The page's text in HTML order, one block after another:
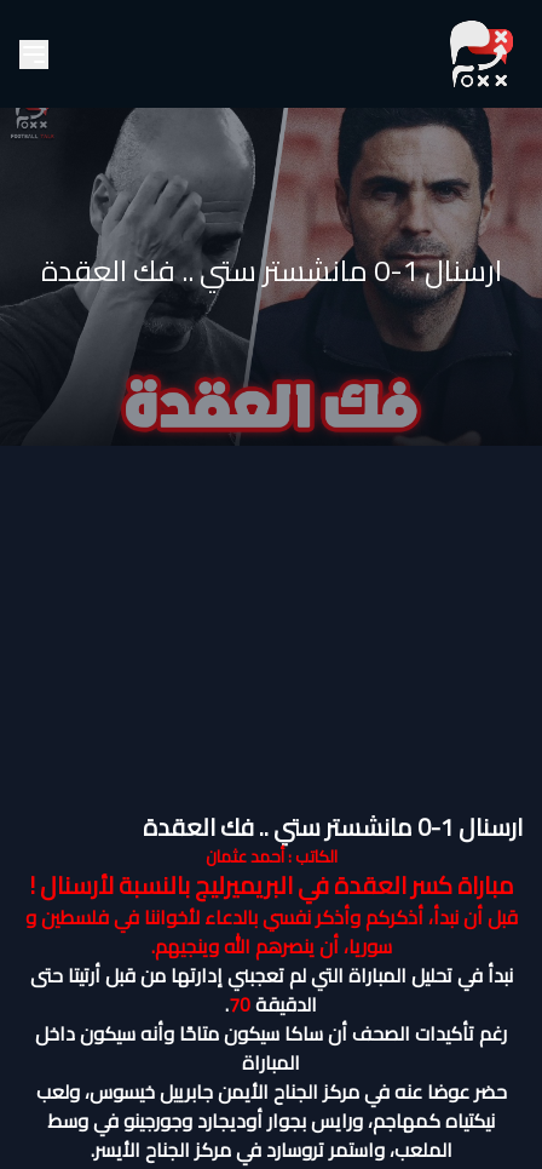
ارسنال 1-0 مانشستر ستي .. فك العقدة
ارسنال 1-0 مانشستر ستي .. فك العقدة
الكاتب : أحمد عثمان
مباراة كسر العقدة في البريميرليج بالنسبة لأرسنال !
قبل أن نبدأ، أذكركم وأذكر نفسي بالدعاء لأخواننا في فلسطين و
سوريا، أن ينصرهم الله وينجيهم.
نبدأ في تحليل المباراة التي لم تعجبني إدارتها من قبل أرتيتا حتى
الدقيقة70
.
رغم تأكيدات الصحف أن ساكا سيكون متاحًا وأنه سيكون داخل
المباراة
حضر عوضا عنه في مركز الجناح الأيمن جابرييل خيسوس، ولعب
نيكتياه كمهاجم، ورايس بجوار أوديجارد وجورجينو في وسط
الملعب، واستمر تروسارد في مركز الجناح الأيسر.